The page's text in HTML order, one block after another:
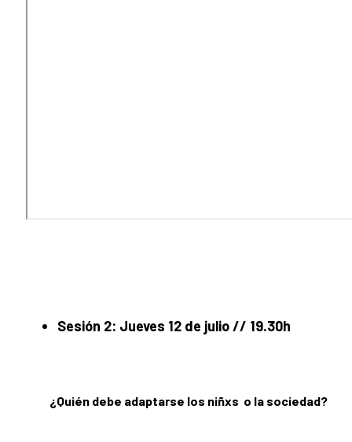
Sesión 2: Jueves 12 de julio // 19.30h
¿Quién debe adaptarse los niñxs o la sociedad?